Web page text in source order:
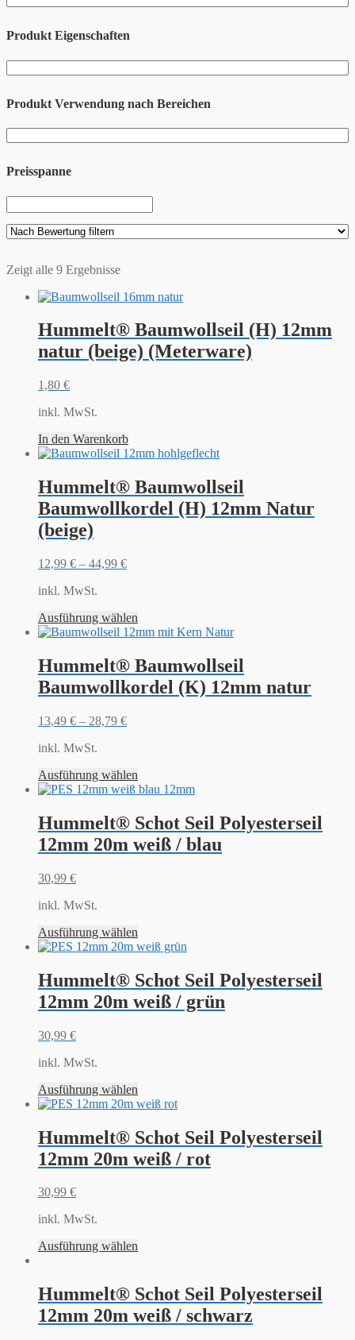
Produkt Eigenschaften
Produkt Verwendung nach Bereichen
Preisspanne
Zeigt alle 9 Ergebnisse
Hummelt® Baumwollseil (H) 12mm
natur (beige) (Meterware)
1,80 €
inkl. MwSt.
In den Warenkorb
Hummelt® Baumwollseil
Baumwollkordel (H) 12mm Natur
(beige)
12,99 € – 44,99 €
inkl. MwSt.
Ausführung wählen
Hummelt® Baumwollseil
Baumwollkordel (K) 12mm natur
13,49 € – 28,79 €
inkl. MwSt.
Ausführung wählen
Hummelt® Schot Seil Polyesterseil
12mm 20m weiß / blau
30,99 €
inkl. MwSt.
Ausführung wählen
Hummelt® Schot Seil Polyesterseil
12mm 20m weiß / grün
30,99 €
inkl. MwSt.
Ausführung wählen
Hummelt® Schot Seil Polyesterseil
12mm 20m weiß / rot
30,99 €
inkl. MwSt.
Ausführung wählen
Hummelt® Schot Seil Polyesterseil
12mm 20m weiß / schwarz